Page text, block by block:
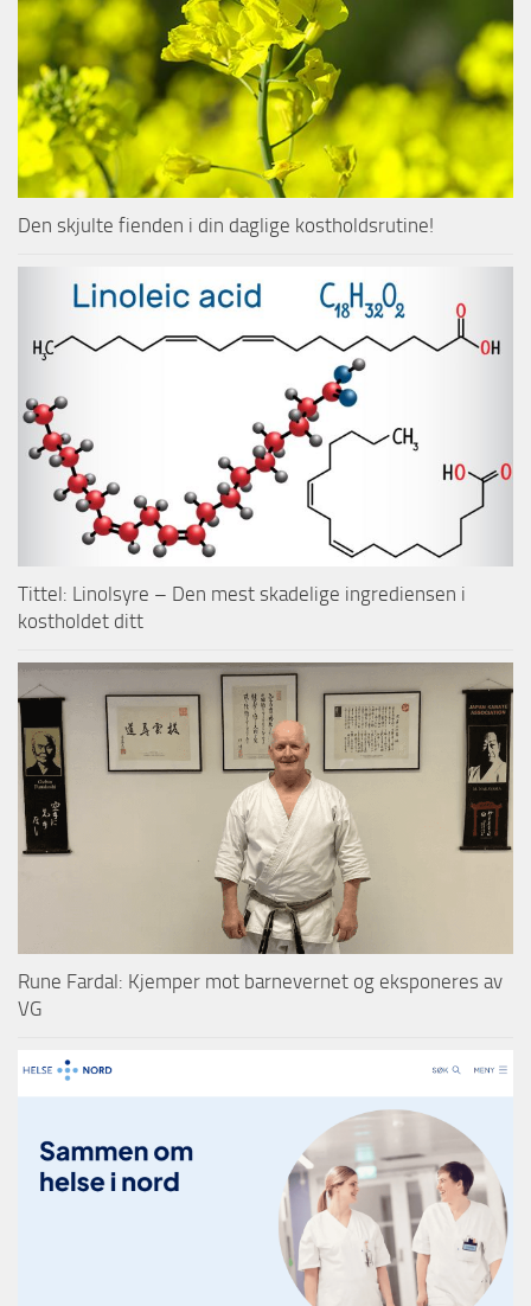
Den skjulte fienden i din daglige kostholdsrutine!
Tittel: Linolsyre – Den mest skadelige ingrediensen i
kostholdet ditt
Rune Fardal: Kjemper mot barnevernet og eksponeres av
VG